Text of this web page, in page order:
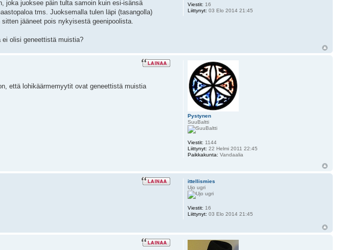
joka juoksee päin tulta samoin kuin esi-isänsä
tms. Juoksemalla tulen läpi (tasangolla)
jääneet pois nykyisestä geenipoolista.
olisi geneettistä muistia?
Viestit: 16
Liittynyt: 03 Elo 2014 21:45
että lohikäärmemyytit ovat geneettistä muistia
Pystynen
SuuBaltti
Viestit: 1144
Liittynyt: 22 Helmi 2011 22:45
Paikkakunta: Vandaalia
ittellismies
Ujo ugri
Viestit: 16
Liittynyt: 03 Elo 2014 21:45